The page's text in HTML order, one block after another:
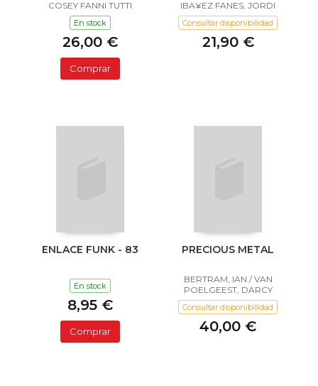
COSEY FANNI TUTTI
En stock
26,00 €
Comprar
IBA¥EZ FANES, JORDI
Consultar disponibilidad
21,90 €
ENLACE FUNK - 83
En stock
8,95 €
Comprar
PRECIOUS METAL
BERTRAM, IAN / VAN
POELGEEST, DARCY
Consultar disponibilidad
40,00 €